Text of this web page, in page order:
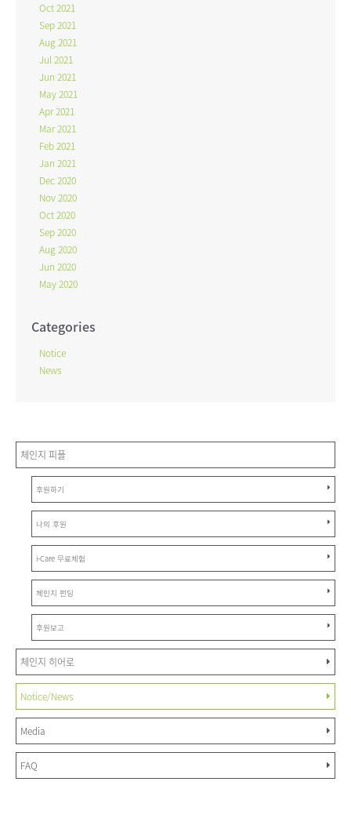
Oct 2021
Sep 2021
Aug 2021
Jul 2021
Jun 2021
May 2021
Apr 2021
Mar 2021
Feb 2021
Jan 2021
Dec 2020
Nov 2020
Oct 2020
Sep 2020
Aug 2020
Jun 2020
May 2020
Categories
Notice
News
체인지 피플
후원하기
나의 후원
i-Care 무료체험
체인지 펀딩
후원보고
체인지 히어로
Notice/News
Media
FAQ